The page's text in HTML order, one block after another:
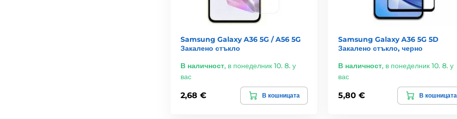
Samsung Galaxy A36 5G / A56 5G
Закалено стъкло
В наличност, в понеделник 10. 8. у
вас
2,68 € В кошницата
Samsung Galaxy A36 5G 5D
Закалено стъкло, черно
В наличност, в понеделник 10. 8. у
вас
5,80 € В кошницата